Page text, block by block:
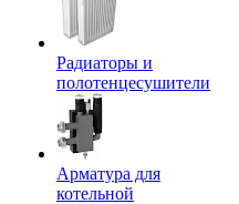
Радиаторы и
полотенцесушители
Арматура для
котельной